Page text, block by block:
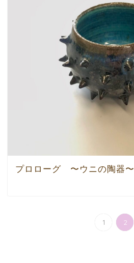
プロローグ 〜ウニの陶器〜
1 2